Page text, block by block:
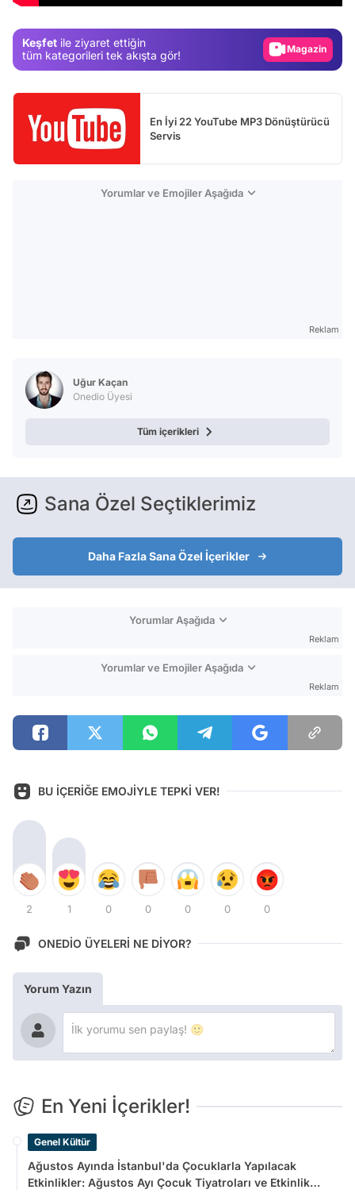
Keşfet ile ziyaret ettiğin
tüm kategorileri tek akışta gör!
Video
En İyi 22 YouTube MP3 Dönüştürücü
Servis
Yorumlar ve Emojiler Aşağıda
Reklam
Uğur Kaçan
Onedio Üyesi
Tüm içerikleri
Sana Özel Seçtiklerimiz
Daha Fazla Sana Özel İçerikler
Yorumlar Aşağıda
Reklam
Yorumlar ve Emojiler Aşağıda
Reklam
BU İÇERİĞE EMOJİYLE TEPKİ VER!
2 1 0 0 0 0 0
ONEDİO ÜYELERİ NE DİYOR?
Yorum Yazın
En Yeni İçerikler!
Genel Kültür
Ağustos Ayında İstanbul'da Çocuklarla Yapılacak
Etkinlikler: Ağustos Ayı Çocuk Tiyatroları ve Etkinlik